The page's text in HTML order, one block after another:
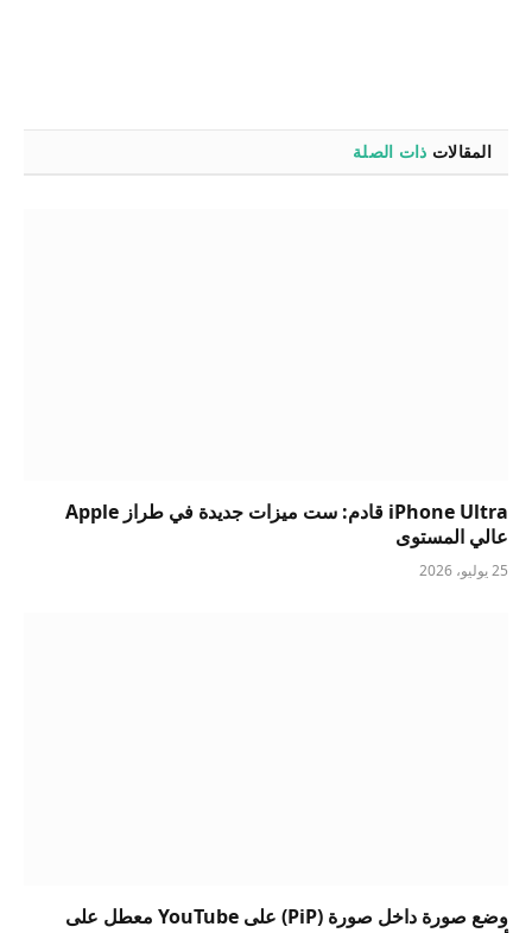
المقالات ذات الصلة
iPhone Ultra قادم: ست ميزات جديدة في طراز Apple
عالي المستوى
25 يوليو، 2026
وضع صورة داخل صورة (PiP) على YouTube معطل على